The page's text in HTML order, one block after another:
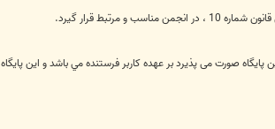
قرار گیرد.
پایگاه صورت می پذیرد بر عهده كاربر فرستنده مي باشد و این